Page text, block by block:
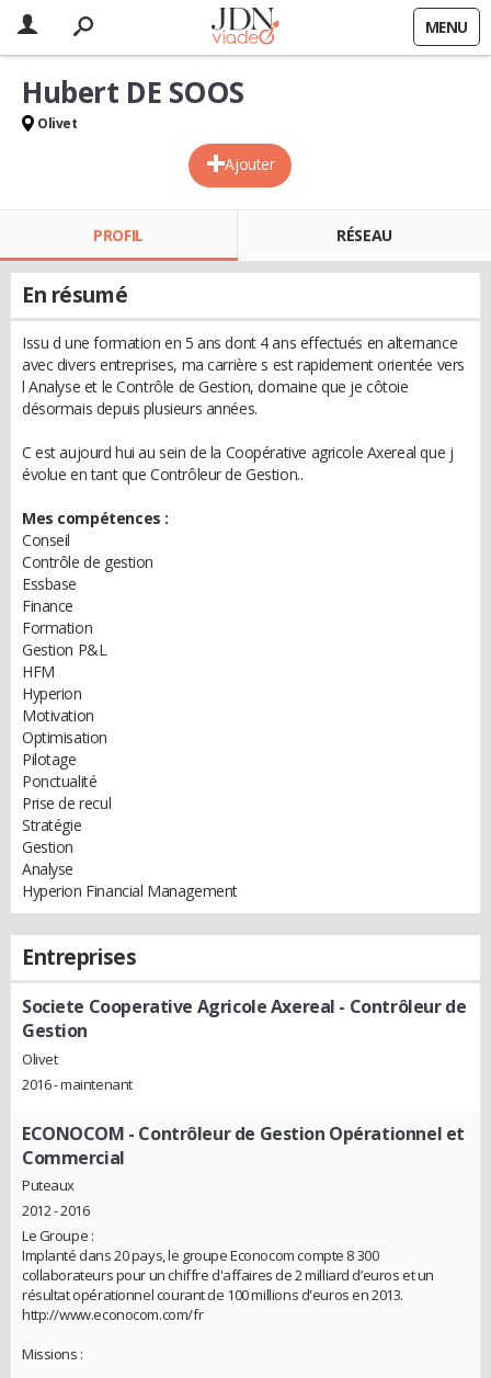
MENU
Ajouter
Hubert DE SOOS
Olivet
PROFIL RÉSEAU
En résumé
Issu d une formation en 5 ans dont 4 ans effectués en alternance
avec divers entreprises, ma carrière s est rapidement orientée vers
l Analyse et le Contrôle de Gestion, domaine que je côtoie
désormais depuis plusieurs années.
C est aujourd hui au sein de la Coopérative agricole Axereal que j
évolue en tant que Contrôleur de Gestion..
Mes compétences :
Conseil
Contrôle de gestion
Essbase
Finance
Formation
Gestion P&L
HFM
Hyperion
Motivation
Optimisation
Pilotage
Ponctualité
Prise de recul
Stratégie
Gestion
Analyse
Hyperion Financial Management
Entreprises
Societe Cooperative Agricole Axereal - Contrôleur de
Gestion
Olivet
2016 - maintenant
ECONOCOM - Contrôleur de Gestion Opérationnel et
Commercial
Puteaux
2012 - 2016
Le Groupe :
Implanté dans 20 pays, le groupe Econocom compte 8 300
collaborateurs pour un chiffre d'affaires de 2 milliard d’euros et un
résultat opérationnel courant de 100 millions d'euros en 2013.
http://www.econocom.com/fr
Missions :